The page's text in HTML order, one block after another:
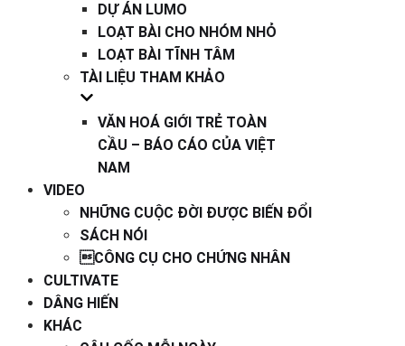
DỰ ÁN LUMO
LOẠT BÀI CHO NHÓM NHỎ
LOẠT BÀI TĨNH TÂM
TÀI LIỆU THAM KHẢO
VĂN HOÁ GIỚI TRẺ TOÀN
CẦU – BÁO CÁO CỦA VIỆT
NAM
VIDEO
NHỮNG CUỘC ĐỜI ĐƯỢC BIẾN ĐỔI
SÁCH NÓI
CÔNG CỤ CHO CHỨNG NHÂN
CULTIVATE
DÂNG HIẾN
KHÁC